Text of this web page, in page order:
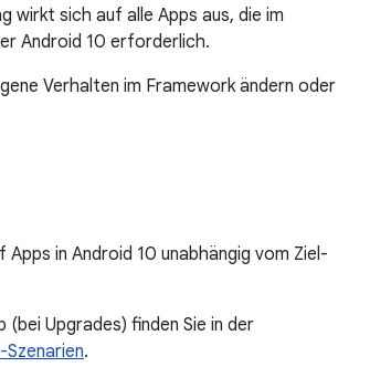
wirkt sich auf alle Apps aus, die im
Android 10 erforderlich.
Verhalten im Framework ändern oder
in Android 10 unabhängig vom Ziel-
Upgrades) finden Sie in der
.